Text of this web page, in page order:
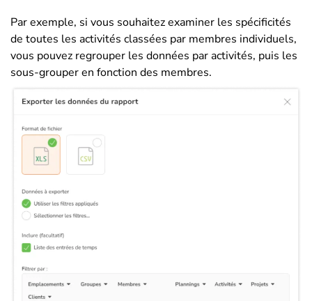
Par exemple, si vous souhaitez examiner les spécificités
de toutes les activités classées par membres individuels,
vous pouvez regrouper les données par activités, puis les
sous-grouper en fonction des membres.